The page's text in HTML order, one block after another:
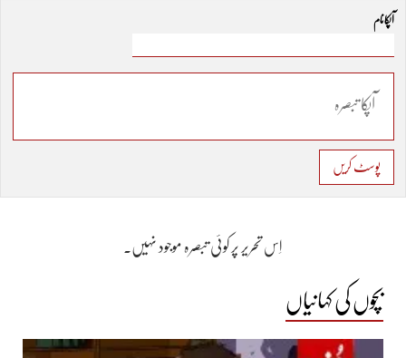
آپکا نام
پوسٹ کریں
اِس تحریر پر کوئی تبصرہ موجود نہیں۔
بچوں کی کہانیاں